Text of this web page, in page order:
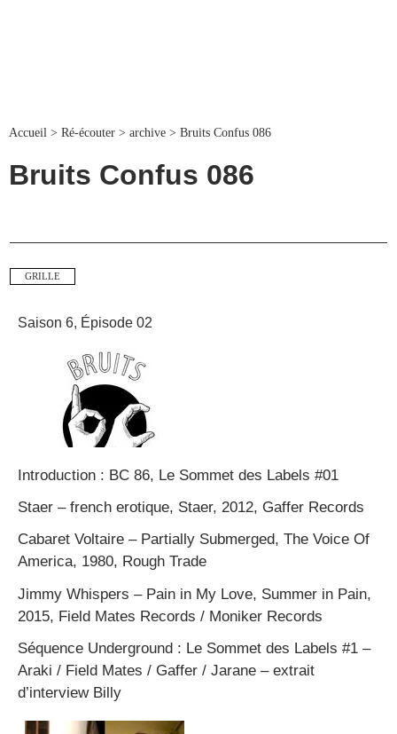
Accueil > Ré-écouter > archive > Bruits Confus 086
Bruits Confus 086
Saison 6, Épisode 02
Introduction : BC 86, Le Sommet des Labels #01
Staer – french erotique, Staer, 2012, Gaffer Records
Cabaret Voltaire – Partially Submerged, The Voice Of
America, 1980, Rough Trade
Jimmy Whispers – Pain in My Love, Summer in Pain,
2015, Field Mates Records / Moniker Records
Séquence Underground : Le Sommet des Labels #1 –
Araki / Field Mates / Gaffer / Jarane – extrait
d’interview Billy
GRILLE